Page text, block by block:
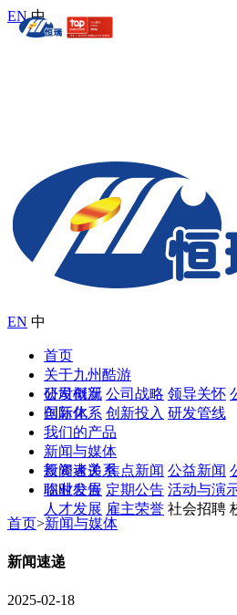
EN 中
EN 中
首页
关于九州酷游
公司概况 公司战略 领导关怀
研发创新
创新体系 创新投入 研发管线
国际化
我们的产品
新闻与媒体
新闻速递 焦点新闻 公益新闻
投资者关系
临时公告 定期公告 活动与演
职业发展
人才发展 雇主荣誉 社会招聘
首页>新闻与媒体
新闻速递
2025-02-18